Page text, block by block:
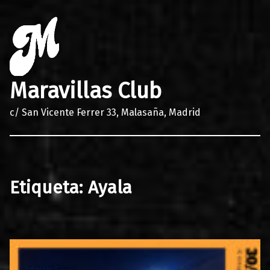
Maravillas Club
c/ San Vicente Ferrer 33, Malasaña, Madrid
Etiqueta: Ayala